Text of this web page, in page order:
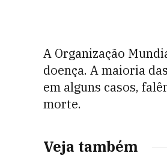
A Organização
doença. A maioria
em alguns casos,
morte.
Veja também